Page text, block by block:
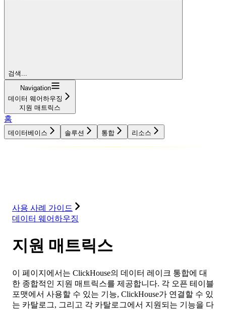
검색...
Navigation
데이터 웨어하우징
지원 매트릭스
홈
데이터베이스 솔루션 통합 리소스
사용 사례 가이드
데이터 웨어하우징
지원 매트릭스
이 페이지에서는 ClickHouse의 데이터 레이크 통합에 대
한 종합적인 지원 매트릭스를 제공합니다. 각 오픈 테이블
포맷에서 사용할 수 있는 기능, ClickHouse가 연결할 수 있
는 카탈로그, 그리고 각 카탈로그에서 지원되는 기능을 다